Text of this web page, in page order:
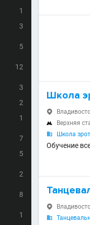
1
3
5
12
3
2
1
7
5
2
8
1
Школа

 Верхняя
 Школа
Обучение

